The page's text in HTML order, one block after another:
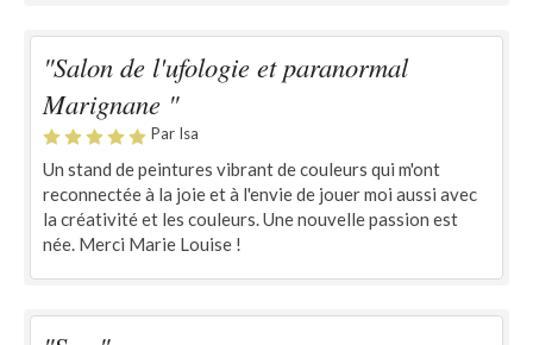
"Salon de l'ufologie et paranormal
Marignane "
Par Isa
Un stand de peintures vibrant de couleurs qui m'ont
reconnectée à la joie et à l'envie de jouer moi aussi avec
la créativité et les couleurs. Une nouvelle passion est
née. Merci Marie Louise !